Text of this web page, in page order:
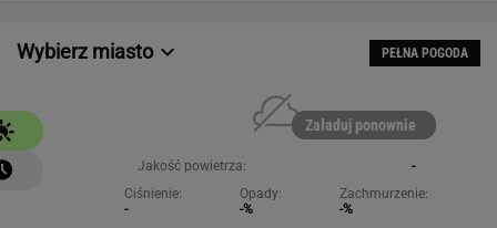
Wybierz miasto PEŁNA POGODA
Załaduj ponownie
Jakość powietrza:
-
Ciśnienie:
-
Opady:
-%
Zachmurzenie:
-%